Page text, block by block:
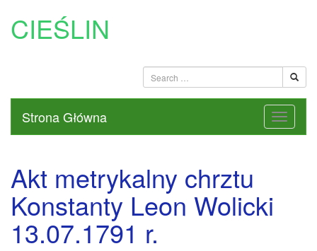
CIEŚLIN
Strona Główna
Akt metrykalny chrztu
Konstanty Leon Wolicki
13.07.1791 r.